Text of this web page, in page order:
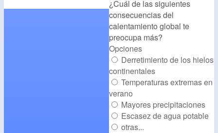
alt="CambioClimatico.org"
/></a>
¿Cuál de las siguientes
consecuencias del
calentamiento global te
preocupa más?
Opciones
Derretimiento de los hielos
continentales
Temperaturas extremas en
verano
Mayores precipitaciones
Escasez de agua potable
otras...